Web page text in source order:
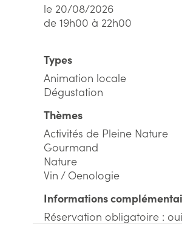
le 20/08/2026
de 19h00 à 22h00
Types
Animation locale
Dégustation
Thèmes
Activités de Pleine Nature
Gourmand
Nature
Vin / Oenologie
Informations
Réservation obligatoire : oui